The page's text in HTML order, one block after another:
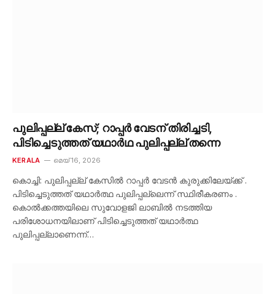
പുലിപ്പല്ല് കേസ്; റാപ്പർ വേടന് തിരിച്ചടി,
പിടിച്ചെടുത്തത് യഥാർഥ പുലിപ്പല്ല് തന്നെ
KERALA മെയ്‌ 16, 2026
കൊച്ചി: പുലിപ്പല്ല് കേസിൽ റാപ്പർ വേടൻ കുരുക്കിലേയ്ക്ക് .
പിടിച്ചെടുത്തത് യഥാർത്ഥ പുലിപ്പല്ലെന്ന് സ്ഥിരീകരണം .
കൊൽക്കത്തയിലെ സുവോളജി ലാബിൽ നടത്തിയ
പരിശോധനയിലാണ് പിടിച്ചെടുത്തത് യഥാർത്ഥ
പുലിപ്പല്ലാണെന്ന്…